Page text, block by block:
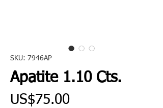
SKU: 7946AP
Apatite 1.10 Cts.
US$75.00가